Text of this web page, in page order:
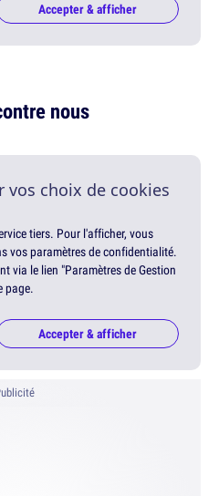
Accepter & afficher
nous
vos choix de cookies
tiers. Pour l'afficher, vous
vos paramètres de confidentialité.
via le lien "Paramètres de Gestion
page.
Accepter & afficher